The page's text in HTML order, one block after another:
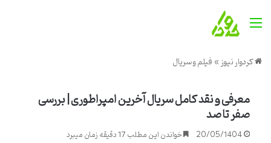
منو
کردوار نیوز»فیلم و سریال
معرفی و نقد کامل سریال آخرین امپراطوری | بررسی
صفر تا صد
20/05/1404 خواندن این مطلب 17 دقیقه زمان میبرد